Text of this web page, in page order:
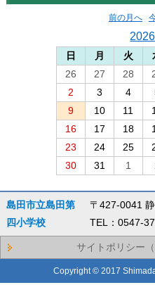
前の月へ
日 月 火
26
27 28
2
3 4
9
10 11
16
17 18
23
24 25
30
31 1
島田市立島田第
四小学校
〒427-0041
TEL：0547-
サイトポリシー
Copyright © 2017